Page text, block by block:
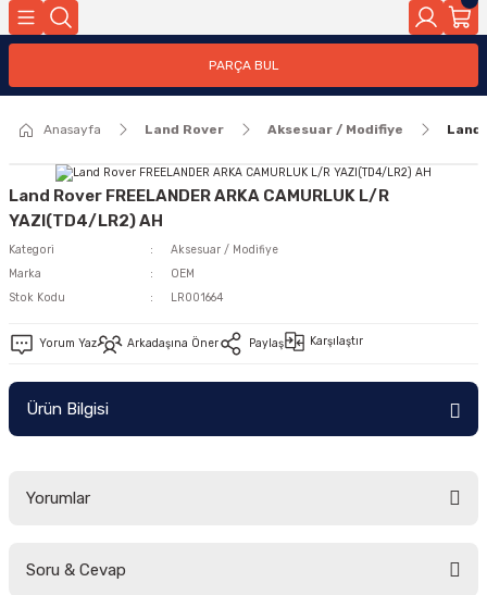
PARÇA BUL
Anasayfa Land Rover Aksesuar / Modifiye Land
Land Rover FREELANDER ARKA CAMURLUK L/R
YAZI(TD4/LR2) AH
Kategori
Aksesuar / Modifiye
Marka
OEM
Stok Kodu
LR001664
Yorum Yaz Arkadaşına Öner Paylaş Karşılaştır
Ürün Bilgisi
Yorumlar
Soru & Cevap